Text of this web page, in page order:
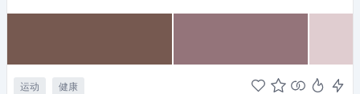
运动 健康